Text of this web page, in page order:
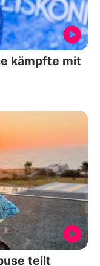
kämpfte mit
teilt